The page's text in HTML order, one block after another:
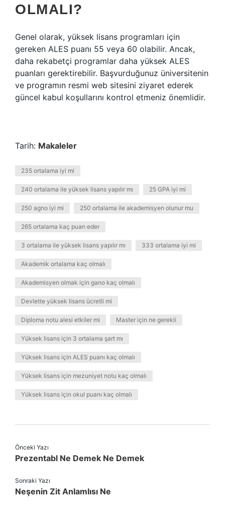
OLMALI?
Genel olarak, yüksek lisans programları için
gereken ALES puanı 55 veya 60 olabilir. Ancak,
daha rekabetçi programlar daha yüksek ALES
puanları gerektirebilir. Başvurduğunuz üniversitenin
ve programın resmi web sitesini ziyaret ederek
güncel kabul koşullarını kontrol etmeniz önemlidir.
Tarih: Makaleler
235 ortalama iyi mi
240 ortalama ile yüksek lisans yapılır mı 25 GPA iyi mi
250 agno iyi mi 250 ortalama ile akademisyen olunur mu
265 ortalama kaç puan eder
3 ortalama ile yüksek lisans yapılır mı 333 ortalama iyi mi
Akademik ortalama kaç olmalı
Akademisyen olmak için gano kaç olmalı
Devlette yüksek lisans ücretli mi
Diploma notu alesi etkiler mi Master için ne gerekli
Yüksek lisans için 3 ortalama şart mı
Yüksek lisans için ALES puanı kaç olmalı
Yüksek lisans için mezuniyet notu kaç olmalı
Yüksek lisans için okul puanı kaç olmalı
Önceki Yazı
Prezentabl Ne Demek Ne Demek
Sonraki Yazı
Neşenin Zit Anlamlısı Ne